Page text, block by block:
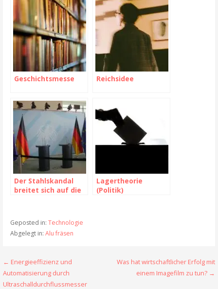
Geschichtsmesse Reichsidee
Der Stahlskandal
breitet sich auf die
Lagertheorie
(Politik)
Geposted in: Technologie
Abgelegt in: Alu fräsen
B
e
← Energieeffizienz und
Automatisierung durch
Ultraschalldurchflussmesser
Was hat wirtschaftlicher Erfolg mit
einem Imagefilm zu tun? →